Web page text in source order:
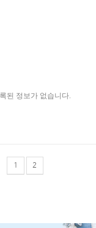
된 정보가 없습니다.
1 2